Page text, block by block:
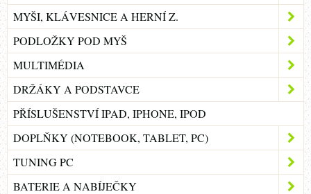
MYŠI, KLÁVESNICE A HERNÍ Z.
PODLOŽKY POD MYŠ
MULTIMÉDIA
DRŽÁKY A PODSTAVCE
PŘÍSLUŠENSTVÍ IPAD, IPHONE, IPOD
DOPLŇKY (NOTEBOOK, TABLET, PC)
TUNING PC
BATERIE A NABÍJEČKY